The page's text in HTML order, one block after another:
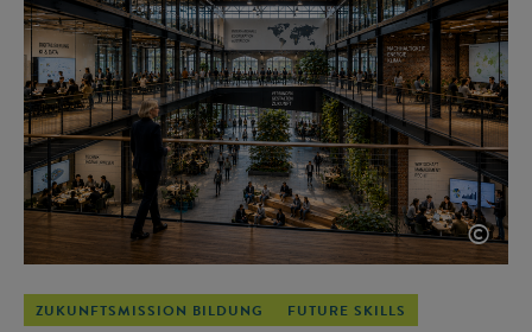
©
ZUKUNFTSMISSION BILDUNG FUTURE SKILLS